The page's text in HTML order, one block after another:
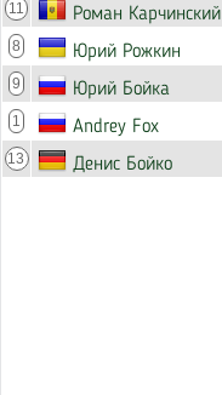
11 Роман Карчинский
8 Юрий Рожкин
9 Юрий Бойка
1 Andrey Fox
13 Денис Бойко